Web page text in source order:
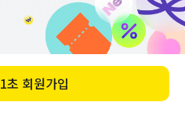
1초 회원가입